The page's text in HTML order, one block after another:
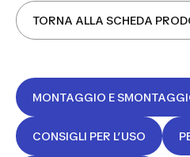
TORNA ALLA SCHEDA
MONTAGGIO E
CONSIGLI PER L’USO